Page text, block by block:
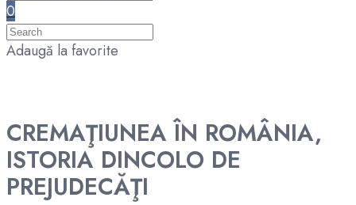
0
Adaugă la favorite
CREMAŢIUNEA ÎN ROMÂNIA,
ISTORIA DINCOLO DE
PREJUDECĂŢI